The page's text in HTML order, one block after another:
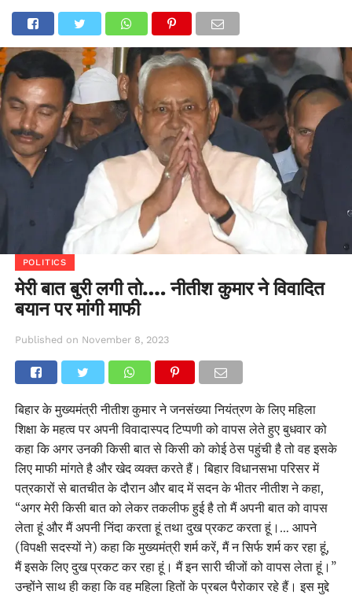
POLITICS
मेरी बात बुरी लगी तो…. नीतीश कुमार ने विवादित
बयान पर मांगी माफी
Published on November 8, 2023
बिहार के मुख्यमंत्री नीतीश कुमार ने जनसंख्या नियंत्रण के लिए महिला
शिक्षा के महत्व पर अपनी विवादास्पद टिप्पणी को वापस लेते हुए बुधवार को
कहा कि अगर उनकी किसी बात से किसी को कोई ठेस पहुंची है तो वह इसके
लिए माफी मांगते है और खेद व्यक्त करते हैं। बिहार विधानसभा परिसर में
पत्रकारों से बातचीत के दौरान और बाद में सदन के भीतर नीतीश ने कहा,
‘‘अगर मेरी किसी बात को लेकर तकलीफ हुई है तो मैं अपनी बात को वापस
लेता हूं और मैं अपनी निंदा करता हूं तथा दुख प्रकट करता हूं।… आपने
(विपक्षी सदस्यों ने) कहा कि मुख्यमंत्री शर्म करें, मैं न सिर्फ शर्म कर रहा हूं,
मैं इसके लिए दुख प्रकट कर रहा हूं। मैं इन सारी चीजों को वापस लेता हूं।’’
उन्होंने साथ ही कहा कि वह महिला हितों के प्रबल पैरोकार रहे हैं। इस मुद्दे